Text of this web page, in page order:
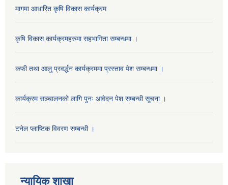
मागमा आधारित कृषि विकास कार्यक्रम
कृषि विकास कार्यक्रमहरुमा सहभागिता सम्बन्धमा ।
कफी तथा आलु प्रवर्द्धन कार्यक्रममा प्रस्ताव पेश सम्बन्धमा ।
कार्यक्रम सञ्चालनको लागि पुनः आवेदन पेश सम्बन्धी सूचना ।
टनेल प्लाष्टिक विवरण सम्बन्धी ।
न्यायिक शाखा